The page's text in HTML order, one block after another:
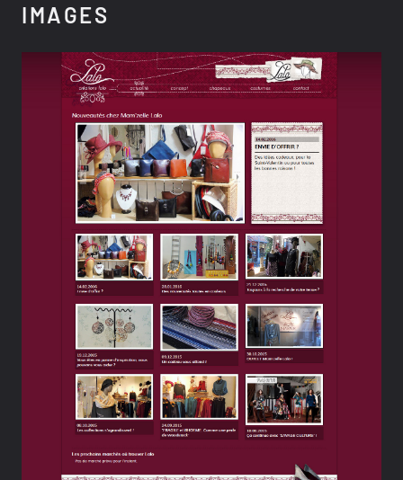
IMAGES